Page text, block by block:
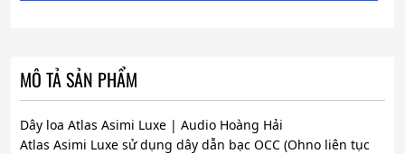
MÔ TẢ SẢN PHẨM
Dây loa Atlas Asimi Luxe | Audio Hoàng Hải
Atlas Asimi Luxe sử dụng dây dẫn bạc OCC (Ohno liên tục